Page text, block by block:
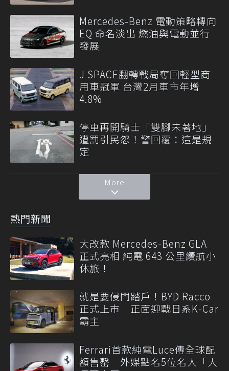
Mercedes-Benz 電動策略轉向
EQ 命名淡出 燃油與電動並行
發展
J SPACE翻轉戰局奪回輕型商
用車冠軍 台灣2月車市年增
4.8%
停車再開騎士「雙腳未著地」
遭罰引民怨！警回覆：這是規
定
More
熱門新聞
大改款 Mercedes-Benz GLA
正式亮相 純電 643 公里續航小
休旅！
就是要侵門踏戶！BYD Racco
正式上市 正面迎戰日系K-Car
霸主
Ferrari首款純電Luce傳全球配
額售罄 外媒點名5位名人「大